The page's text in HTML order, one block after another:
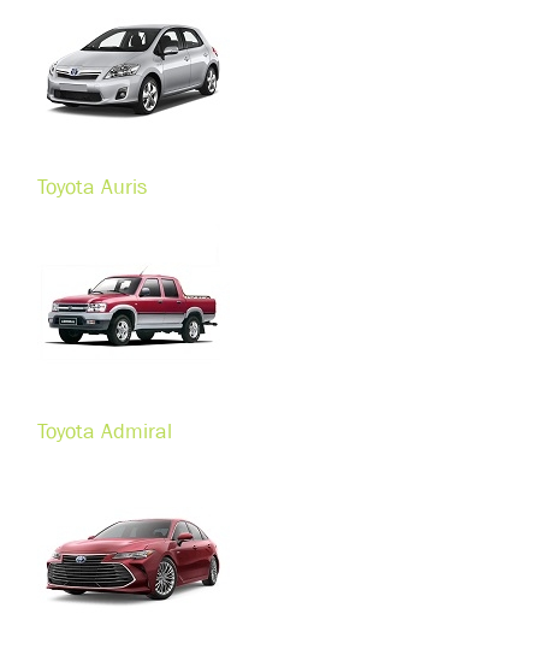
Toyota Auris
Toyota Admiral